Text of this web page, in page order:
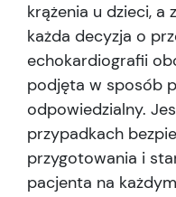
krążenia u dzieci, a
każda decyzja o
echokardiografii
podjęta w sposób
odpowiedzialny.
przypadkach
przygotowania i
pacjenta na